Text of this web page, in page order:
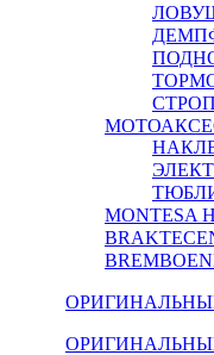
MONTESA
BRAKTEC
BREMBO